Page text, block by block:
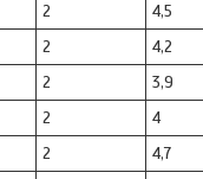
2
4,5
2
4,2
2
3,9
2
4
2
4,7